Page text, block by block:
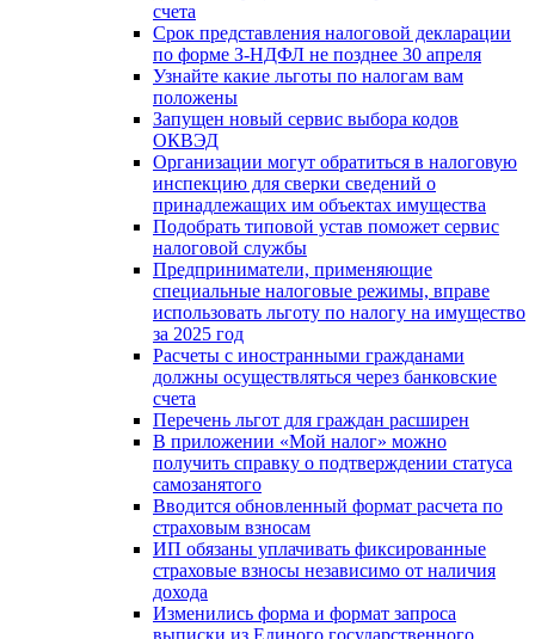
счета
Срок представления налоговой декларации
по форме З-НДФЛ не позднее 30 апреля
Узнайте какие льготы по налогам вам
положены
Запущен новый сервис выбора кодов
ОКВЭД
Организации могут обратиться в налоговую
инспекцию для сверки сведений о
принадлежащих им объектах имущества
Подобрать типовой устав поможет сервис
налоговой службы
Предприниматели, применяющие
специальные налоговые режимы, вправе
использовать льготу по налогу на имущество
за 2025 год
Расчеты с иностранными гражданами
должны осуществляться через банковские
счета
Перечень льгот для граждан расширен
В приложении «Мой налог» можно
получить справку о подтверждении статуса
самозанятого
Вводится обновленный формат расчета по
страховым взносам
ИП обязаны уплачивать фиксированные
страховые взносы независимо от наличия
дохода
Изменились форма и формат запроса
выписки из Единого государственного